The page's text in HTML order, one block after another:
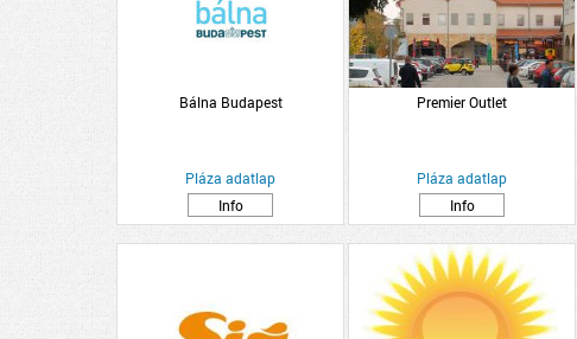
Bálna Budapest
Pláza adatlap
Info
Premier Outlet
Pláza adatlap
Info